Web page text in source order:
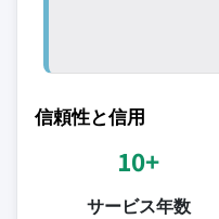
信頼性と信用
10+
サービス年数